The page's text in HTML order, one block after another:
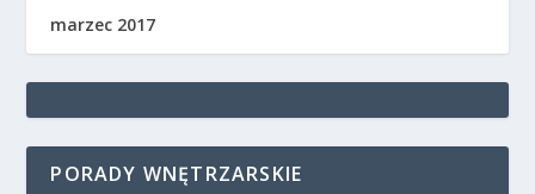
marzec 2017
PORADY WNĘTRZARSKIE